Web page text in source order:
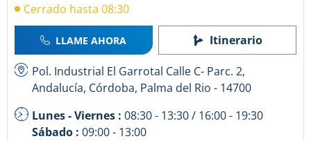
Cerrado hasta 08:30
LLAME AHORA Itinerario
Pol. Industrial El Garrotal Calle C- Parc. 2,
Andalucía, Córdoba, Palma del Rio - 14700
Lunes - Viernes : 08:30 - 13:30 / 16:00 - 19:30
Sábado : 09:00 - 13:00